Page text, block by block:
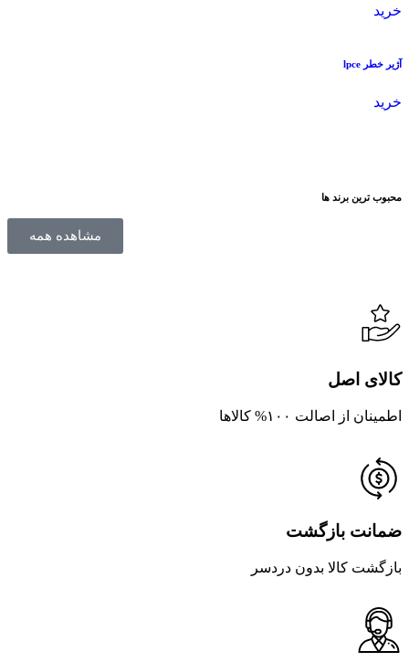
خرید
آژیر خطر lpce
خرید
محبوب ترین برند ها
مشاهده همه
کالای اصل
اطمینان از اصالت ۱۰۰% کالاها
ضمانت بازگشت
بازگشت کالا بدون دردسر